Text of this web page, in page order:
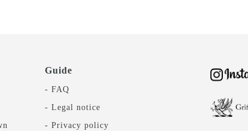
Guide
- FAQ
- Legal notice
- Privacy policy